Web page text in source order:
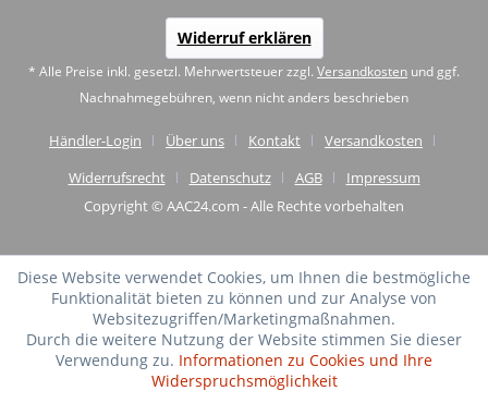
Widerruf erklären
* Alle Preise inkl. gesetzl. Mehrwertsteuer zzgl. Versandkosten und ggf.
Nachnahmegebühren, wenn nicht anders beschrieben
Händler-Login Über uns Kontakt
Versandkosten
Widerrufsrecht
Datenschutz AGB
Impressum
Copyright © AAC24.com - Alle Rechte vorbehalten
Diese Website verwendet Cookies, um Ihnen die bestmögliche
Funktionalität bieten zu können und zur Analyse von
Websitezugriffen/Marketingmaßnahmen.
Durch die weitere Nutzung der Website stimmen Sie dieser
Verwendung zu. Informationen zu Cookies und Ihre
Widerspruchsmöglichkeit